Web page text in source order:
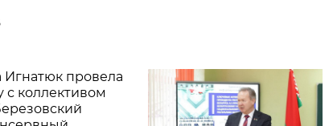
Игнатюк провела
с коллективом